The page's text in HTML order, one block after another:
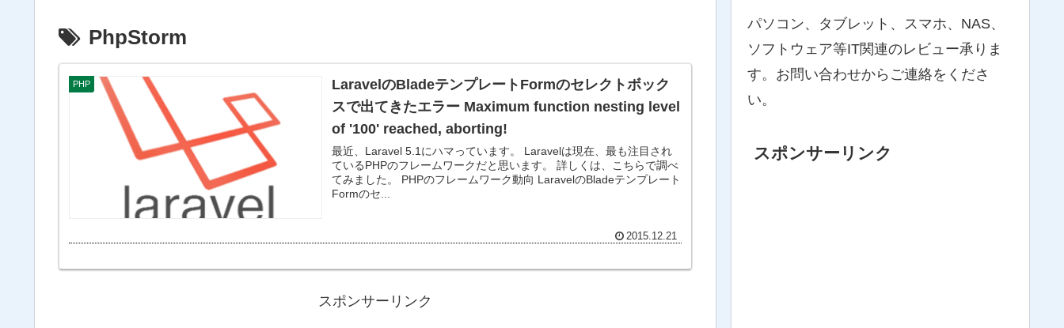
PhpStorm
PHP
LaravelのBladeテンプレートFormのセレクトボック
スで出てきたエラー Maximum function nesting level
of '100' reached, aborting!
最近、Laravel 5.1にハマっています。 Laravelは現在、最も注目され
ているPHPのフレームワークだと思います。 詳しくは、こちらで調べ
てみました。 PHPのフレームワーク動向 LaravelのBladeテンプレート
Formのセ...
2015.12.21
スポンサーリンク
パソコン、タブレット、スマホ、NAS、
ソフトウェア等IT関連のレビュー承りま
す。お問い合わせからご連絡をくださ
い。
スポンサーリンク